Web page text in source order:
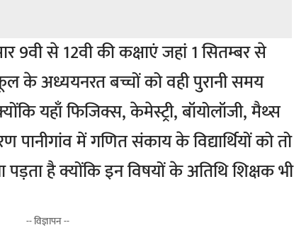
से 12वी की कक्षाएं जहां 1 सितम्बर से
के अध्ययनरत बच्चों को वही पुरानी समय
यहाँ फिजिक्स, केमेस्ट्री, बॉयोलॉजी, मैथ्स
में गणित संकाय के विद्यार्थियों को तो
पड़ता है क्योंकि इन विषयों के अतिथि शिक्षक भी
-- विज्ञापन --